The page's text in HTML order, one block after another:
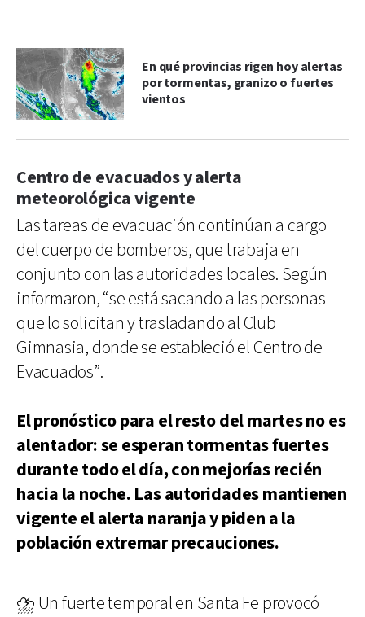
En qué provincias rigen hoy alertas
por tormentas, granizo o fuertes
vientos
Centro de evacuados y alerta
meteorológica vigente
Las tareas de evacuación continúan a cargo
del cuerpo de bomberos, que trabaja en
conjunto con las autoridades locales. Según
informaron, “se está sacando a las personas
que lo solicitan y trasladando al Club
Gimnasia, donde se estableció el Centro de
Evacuados”.
El pronóstico para el resto del martes no es
alentador: se esperan tormentas fuertes
durante todo el día, con mejorías recién
hacia la noche. Las autoridades mantienen
vigente el alerta naranja y piden a la
población extremar precauciones.
⛈️ Un fuerte temporal en Santa Fe provocó